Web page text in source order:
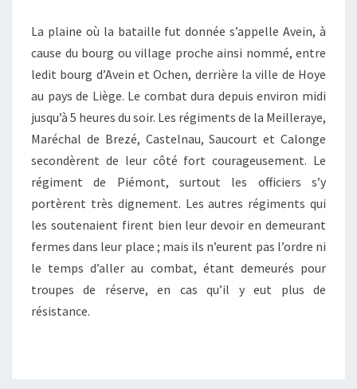
La plaine où la bataille fut donnée s’appelle Avein, à
cause du bourg ou village proche ainsi nommé, entre
ledit bourg d’Avein et Ochen, derrière la ville de Hoye
au pays de Liège. Le combat dura depuis environ midi
jusqu’à 5 heures du soir. Les régiments de la Meilleraye,
Maréchal de Brezé, Castelnau, Saucourt et Calonge
secondèrent de leur côté fort courageusement. Le
régiment de Piémont, surtout les officiers s’y
portèrent très dignement. Les autres régiments qui
les soutenaient firent bien leur devoir en demeurant
fermes dans leur place ; mais ils n’eurent pas l’ordre ni
le temps d’aller au combat, étant demeurés pour
troupes de réserve, en cas qu’il y eut plus de
résistance.